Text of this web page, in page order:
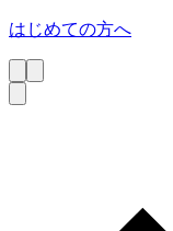
はじめての方へ